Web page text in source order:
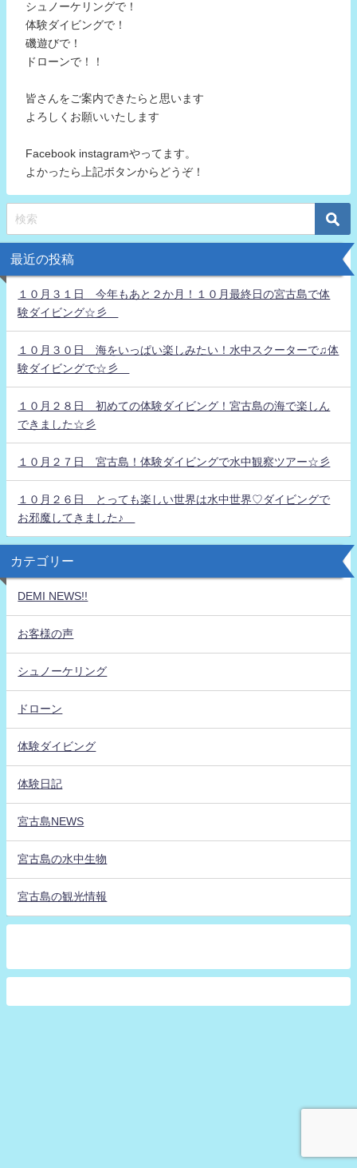
シュノーケリングで！
体験ダイビングで！
磯遊びで！
ドローンで！！
皆さんをご案内できたらと思います
よろしくお願いいたします
Facebook instagramやってます。
よかったら上記ボタンからどうぞ！
最近の投稿
１０月３１日 今年もあと２か月！１０月最終日の宮古島で体
験ダイビング☆彡
１０月３０日 海をいっぱい楽しみたい！水中スクーターで♫体
験ダイビングで☆彡
１０月２８日 初めての体験ダイビング！宮古島の海で楽しん
できました☆彡
１０月２７日 宮古島！体験ダイビングで水中観察ツアー☆彡
１０月２６日 とっても楽しい世界は水中世界♡ダイビングで
お邪魔してきました♪
カテゴリー
DEMI NEWS!!
お客様の声
シュノーケリング
ドローン
体験ダイビング
体験日記
宮古島NEWS
宮古島の水中生物
宮古島の観光情報